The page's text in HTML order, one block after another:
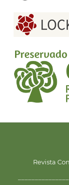
Revista